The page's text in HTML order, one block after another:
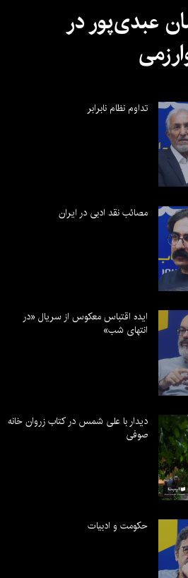
عبدی‌پور در
تداوم نظام نابرابر
مصائب نقد ادبی در ایران
ایده اقتباس معکوس از سریال «در
انتهای شب»
دیدار با علی شمس در کتاب زروان خانه
صوفی
حکومت و ادبیات